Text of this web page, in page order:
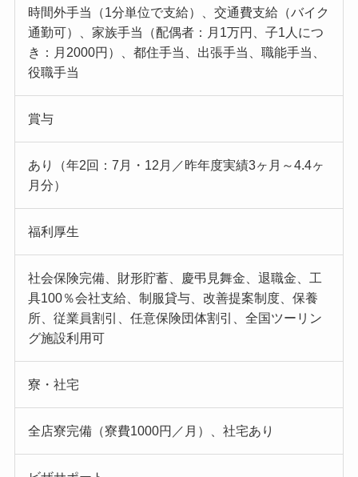
時間外手当（1分単位で支給）、交通費支給（バイク
通勤可）、家族手当（配偶者：月1万円、子1人につ
き：月2000円）、都住手当、出張手当、職能手当、
役職手当
賞与
あり（年2回：7月・12月／昨年度実績3ヶ月～4.4ヶ
月分）
福利厚生
社会保険完備、財形貯蓄、慶弔見舞金、退職金、工
具100％会社支給、制服貸与、改善提案制度、保養
所、従業員割引、任意保険団体割引、全国ツーリン
グ施設利用可
寮・社宅
全店寮完備（寮費1000円／月）、社宅あり